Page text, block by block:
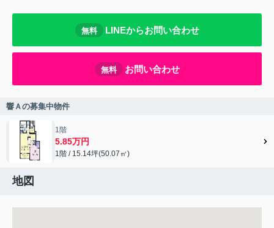
無料 LINEからお問い合わせ
無料 お問い合わせ
響Ａの募集中物件
1階
5.85万円
1階 / 15.14坪(50.07㎡)
地図